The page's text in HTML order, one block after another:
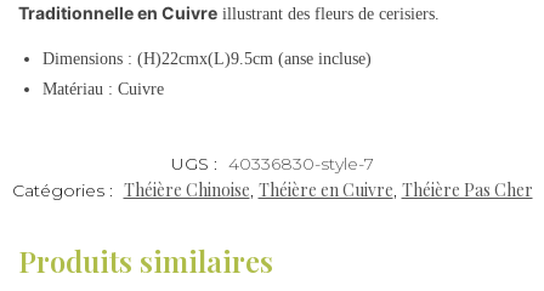
Traditionnelle en Cuivre illustrant des fleurs de cerisiers.
Dimensions : (H)22cmx(L)9.5cm (anse incluse)
Matériau : Cuivre
UGS : 40336830-style-7
Catégories : Théière Chinoise, Théière en Cuivre, Théière Pas Cher
Produits similaires